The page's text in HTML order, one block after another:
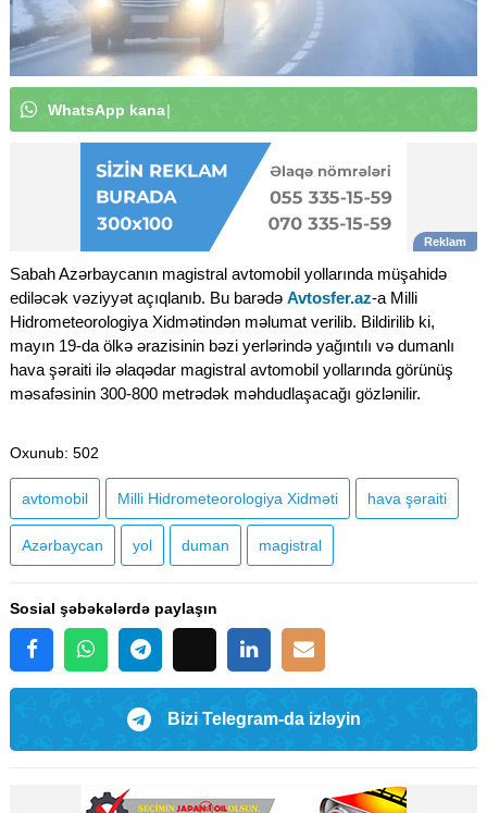
WhatsApp kanal
Sabah Azərbaycanın magistral avtomobil yollarında müşahidə
ediləcək vəziyyət açıqlanıb. Bu barədə Avtosfer.az-a Milli
Hidrometeorologiya Xidmətindən məlumat verilib. Bildirilib ki,
mayın 19-da ölkə ərazisinin bəzi yerlərində yağıntılı və dumanlı
hava şəraiti ilə əlaqədar magistral avtomobil yollarında görünüş
məsafəsinin 300-800 metrədək məhdudlaşacağı gözlənilir.
Oxunub: 502
avtomobil Milli Hidrometeorologiya Xidməti hava şəraiti
Azərbaycan yol duman magistral
Sosial şəbəkələrdə paylaşın
Bizi Telegram-da izləyin